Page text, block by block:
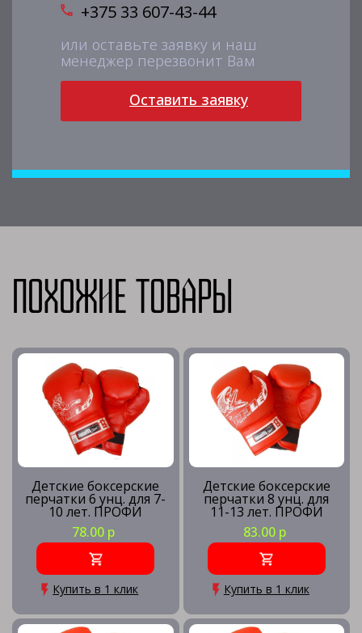
+375 33 607-43-44
или оставьте заявку и наш
менеджер перезвонит Вам
Оставить заявку
Похожие товары
Детские боксерские
перчатки 6 унц. для 7-
10 лет. ПРОФИ
78.00 р
Купить в 1 клик
Детские боксерские
перчатки 8 унц. для
11-13 лет. ПРОФИ
83.00 р
Купить в 1 клик